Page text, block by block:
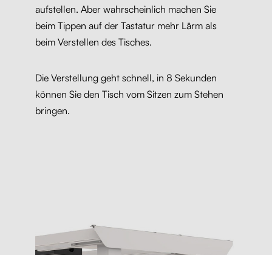
aufstellen. Aber wahrscheinlich machen Sie
beim Tippen auf der Tastatur mehr Lärm als
beim Verstellen des Tisches.
Die Verstellung geht schnell, in 8 Sekunden
können Sie den Tisch vom Sitzen zum Stehen
bringen.